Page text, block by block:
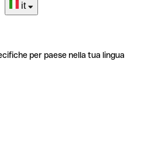
it
per paese nella tua lingua